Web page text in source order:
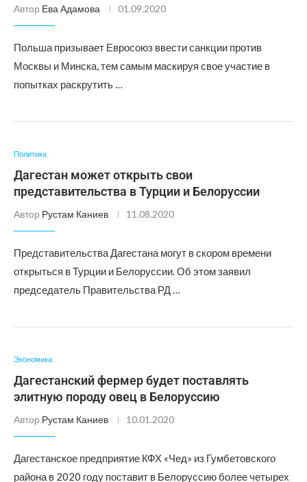
Автор Ева Адамова 01.09.2020
Польша призывает Евросоюз ввести санкции против
Москвы и Минска, тем самым маскируя свое участие в
попытках раскрутить …
Политика
Дагестан может открыть свои
представительства в Турции и Белоруссии
Автор Рустам Каниев 11.08.2020
Представительства Дагестана могут в скором времени
открыться в Турции и Белоруссии. Об этом заявил
председатель Правительства РД …
Экономика
Дагестанский фермер будет поставлять
элитную породу овец в Белоруссию
Автор Рустам Каниев 10.01.2020
Дагестанское предприятие КФХ «Чед» из Гумбетовского
района в 2020 году поставит в Белоруссию более четырех